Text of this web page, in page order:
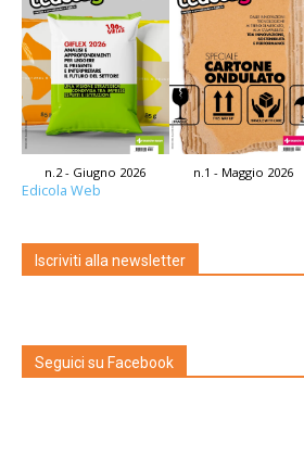
n.2 - Giugno 2026 n.1 - Maggio 2026
Edicola Web
Iscriviti alla newsletter
Seguici su Facebook